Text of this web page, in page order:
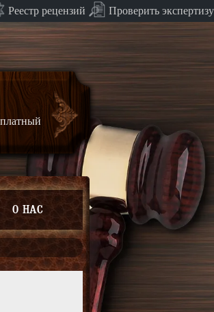
Реестр рецензий Проверить экспертизу
О НАС